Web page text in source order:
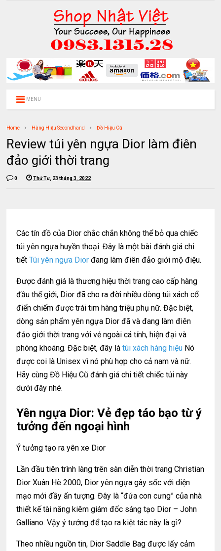
MENU
Home Hàng Hiệu Secondhand Đồ Hiệu Cũ
Review túi yên ngựa Dior làm điên
đảo giới thời trang
0 Thứ Tư, 23 tháng 3, 2022
Các tín đồ của Dior chắc chắn không thể bỏ qua chiếc
túi yên ngựa huyền thoại. Đây là một bài đánh giá chi
tiếtTúi yên ngựa Dior đang làm điên đảo giới mộ điệu.
Được đánh giá là thương hiệu thời trang cao cấp hàng
đầu thế giới, Dior đã cho ra đời nhiều dòng túi xách cổ
điển chiếm được trái tim hàng triệu phụ nữ. Đặc biệt,
dòng sản phẩm yên ngựa Dior đã và đang làm điên
đảo giới thời trang với vẻ ngoài cá tính, hiện đại và
phóng khoáng. Đặc biệt, đây làtúi xách hàng hiệu Nó
được coi là Unisex vì nó phù hợp cho cả nam và nữ.
Hãy cùng Đồ Hiệu Cũ đánh giá chi tiết chiếc túi này
dưới đây nhé.
Yên ngựa Dior: Vẻ đẹp táo bạo từ ý
tưởng đến ngoại hình
Ý tưởng tạo ra yên xe Dior
Lần đầu tiên trình làng trên sàn diễn thời trang Christian
Dior Xuân Hè 2000, Dior yên ngựa gây sốc với diện
mạo mới đầy ấn tượng. Đây là “đứa con cưng” của nhà
thiết kế tài năng kiêm giám đốc sáng tạo Dior – John
Galliano. Vậy ý tưởng để tạo ra kiệt tác này là gì?
Theo nhiều nguồn tin, Dior Saddle Bag được lấy cảm